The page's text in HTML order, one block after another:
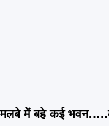
मलबे में बहे कई